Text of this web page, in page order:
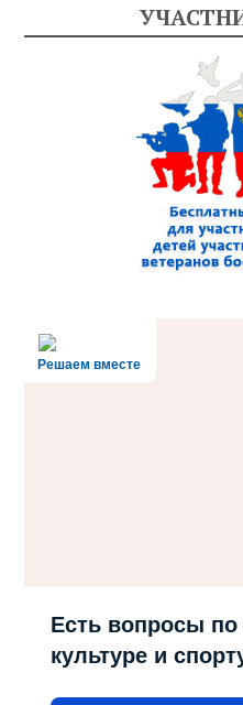
Решаем вместе
Есть вопросы
культуре и